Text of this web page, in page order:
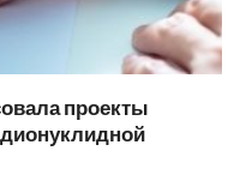
проекты